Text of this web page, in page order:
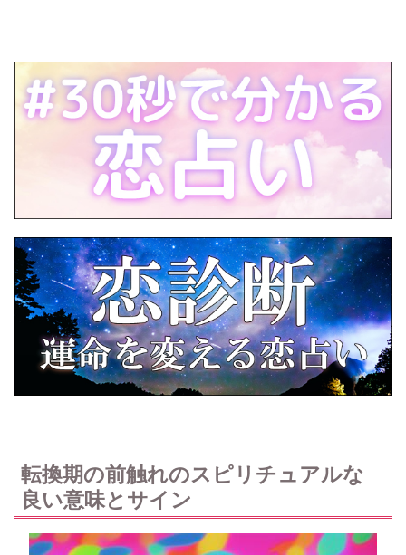
転換期の前触れのスピリチュアルな
良い意味とサイン